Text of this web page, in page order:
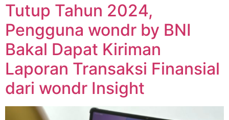
Tutup Tahun 2024,
Pengguna wondr by BNI
Bakal Dapat Kiriman
Laporan Transaksi Finansial
dari wondr Insight